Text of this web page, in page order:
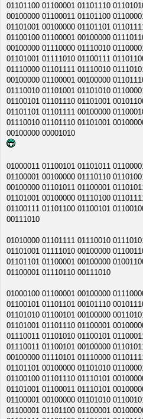
01101100 01100001 01101110
00100000 01100011 01101100
01101001 00100000 01101101
01100100 01100001 00100000
00100000 01110000 01110010
01101001 01111010 01100111
01110000 01101111 01110010
00100000 01100001 00100000
01110010 01101001 01101010
01100101 01101110 01101001
01101101 01101111 00100000
01110010 01101110 01101001
00100000 00001010
01000011 01100101 01101011
01100001 00100000 01110110
00100000 01101011 01100001
01101001 00100000 01110100
01100111 01101100 01100101
00111010
01010000 01101111 01110010
01101001 01111010 00100000
01101101 01100001 00100000
01100001 01110110 00111010
01000100 01100001 00100000 01110000 01101111 01100011 01101110 01100101 01101101 00101110 00101110 01110000 01110010 01101001 01101010 01100101 00100000 00110101 01100111 01101111 01100100 01101001 01101110 01100001 00100000 01101110 01100101 00100000 01110011 01101010 01100101 01100011 01100001 01101101 00100000 01110011 01100101 00100000 01101011 01100001 01101011 01101111 00100000 01110101 01110000 01101111 01111010 01101110 01100001 01101101 00100000 01101010 01100001 00100000 01101010 01100101 01100100 01101110 01110101 00100000 01100011 01110101 01110010 01101001 01100011 01110101 00100000 01101011 01101111 01101010 01100001 00100000 01101010 01100101 00100000 01101001 01101101 01100001 01101100 01100001 00100000 00110001 00110100 01100111 01101111 01100100 01101001 01101110 01100001 00100000 00101000 01100100 01100101 01110100 01100101 00101001 00100000 01101010 01100001 00100000 01110011 01100001 01101101 00100000 01110100 01100001 01100100 01100001 00100000 01101001 01101101 01100001 01101111 00100000 00110010 00110000 01100111 01101111 01100100 00101110 01101101 01101001 01110011 01101100 01101001 01101101 00100000 01101110 01101001 01110011 01110100 01100001 00100000 01101101 01100101 00100000 01101110 01101001 01101010 01100101 00100000 01101001 01101110 01110100 01100101 01110010 01100101 01110011 01101111 01110110 01100001 01101100 01100001 00100000 01101110 01101001 01110100 01101001 00100000 01101011 01100001 01101111 00100000 01110000 01110010 01101001 01100001 01110100 01100101 01101100 01101010 01101001 01100011 01100001 00100000 01101110 01101001 01110100 01101001 00100000 01101110 01101001 01110011 01110100 01100001 00100000 01101101 01100101 01100100 01101010 01110101 01110100 01101001 01101101 00100000 01110100 01100001 00100000 01100011 01110101 01110010 01101001 01100011 01100001 00100000 01101110 01100001 01110010 01100101 01100100 01101110 01101001 01101000 00100000 01101110 01100101 01101011 01101111 01101100 01101001 01101011 01101111 00100000 01100111 01101111 01100100 01101001 01101110 01100001 00100000 01100010 01110101 01100100 01100101 00100000 01100010 01100001 01110011 00100000 01100100 01101111 01100010 01110010 01100001 00100000 01110000 01110010 01100101 01101101 01100001 00100000 01101101 01100101 01101110 01101001 00100000 01101001 00100000 01100010 01101100 01100001 00100000 01100010 01101100 01100001 00100000 01100010 01101100 01100001 00100000 01100100 01100001 00100000 01110000 01110010 01100101 01110011 01101011 01101111 01100011 01101001 01101101 00100000 01101101 01100001 01101100 01101111 00100000 01101111 01101110 01100001 00100000 01101111 01100100 01110010 01100001 01110011 01110100 01100101 00100000 01101001 00100000 01110000 01101111 01110011 01110100 01100001 01101110 01100101 00100000 01101101 01101001 00100000 01101110 01100001 01101010 01100010 01101111 01101100 01101010 01100001 00100000 01100100 01110010 01110101 01100111 01100001 01110010 01101001 01100011 01100001 00100000 01111010 01100001 01100100 01101110 01101010 01100101 00100000 00110010 01100111 01101111 01100100 01101001 01101110 01100101 00101110 01100011 01110101 01110010 01100001 00100000 01100010 01110101 01101011 01110110 01100001 01101100 01101110 01101111 00100000 01111010 01101110 01100001 00100000 01101011 01100001 01101011 01101111 00100000 01100100 01101001 01110011 01100101 01101101 00100000 01101001 00100000 01111010 01101110 01100001 00100000 01110011 01110100 01100001 00100000 01101101 01101001 00100000 01110100 01110010 01100101 01100010 01100001 00100000 01101001 00100000 01100001 01101011 01101111 00100000 01110100 01101111 00100000 01101110 01100101 00100000 01101011 01100001 01111010 01100101 01101101 00100000 01111010 01101110 01100001 01100011 01101001 00100000 01101110 01100101 00100000 01101101 01101111 01100111 01110101 00100000 01110110 01100001 01101101 00100000 01101111 01110000 01101001 01110011 01100001 01110100 01101001 00100000 01101011 01100001 01101011 01101111 00100000 01101111 01101110 01100001 00100000 01101101 01100101 01101110 01100101 00100000 01110000 01101111 01111010 01101110 01100001 01101010 01100101 00100000 01101001 00100000 01101010 01100001 00100000 01101110 01101010 01110101 00100000 01101001 01110011 01110100 01101111 00101110 01010000 01110010 01101001 01101010 01100101 00100000 00110001 00110101 00101101 01110100 01100001 01101011 00100000 01100100 01100001 01101110 01100001 00100000 01101101 01101001 00100000 01110011 01100101 00100000 01110000 01101111 01110011 01110110 01100001 01100100 01101010 01100001 01101101 01101111 00100000 01101111 01101011 01101111 00100000 01100111 01101100 01110101 01110000 01101111 01110011 01110100 01101001 00100000 01101001 00100000 01101110 01100101 00100000 01110000 01110010 01101001 01100011 01100001 01101101 01101111 00100000 01101110 01100101 01101011 01101111 01101100 01101001 01101011 01101111 00100000 01100100 01100001 01101110 01100001 00100000 01101001 00100000 01110011 01110100 01100001 00100000 01110011 01100101 00100000 01101101 01100101 01101110 01101001 00100000 01100100 01100101 01110011 01100001 01110110 01100001 00100000 01101101 01100101 01101110 01101001 00100000 01101111 01101110 01100001 00100000 01101110 01100101 01100100 01101111 01110011 01110100 01100001 01101010 01100101 00100000 01100001 01101100 01101001 00100000 01101110 01100101 01101110 01101111